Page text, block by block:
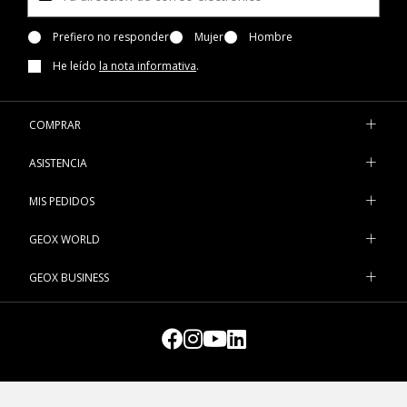
Prefiero no responder Mujer
Hombre
He leído la nota informativa.
COMPRAR
ASISTENCIA
MIS PEDIDOS
GEOX WORLD
GEOX BUSINESS